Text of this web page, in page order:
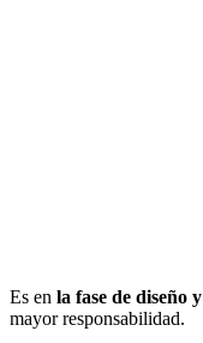
Es en la fase de diseño
mayor responsabilidad.